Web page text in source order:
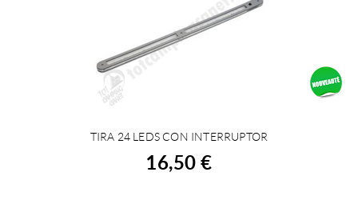
ACHETER
TIRA 24 LEDS CON INTERRUPTOR
16,50 €